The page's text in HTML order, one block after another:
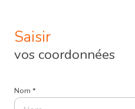
Saisir
vos coordonnées
Nom *